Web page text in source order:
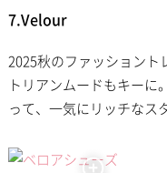
7.Velour
2025秋のファッショント
トリアンムードもキー
って、一気にリッチな